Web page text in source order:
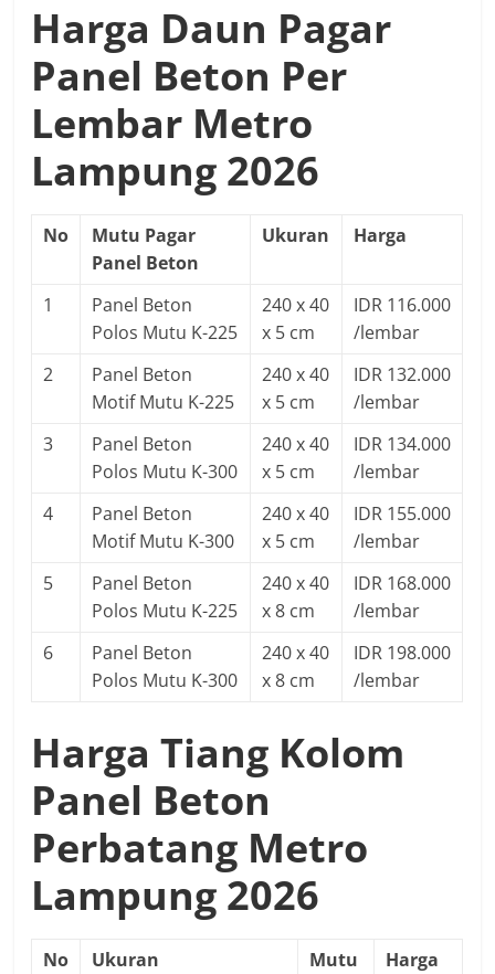
Harga Daun Pagar
Panel Beton Per
Lembar Metro
Lampung 2026
No
Mutu Pagar
Panel Beton
Ukuran Harga
1
Panel Beton
Polos Mutu K-225
240 x 40
x 5 cm
IDR 116.000
/lembar
2
Panel Beton
Motif Mutu K-225
240 x 40
x 5 cm
IDR 132.000
/lembar
3
Panel Beton
Polos Mutu K-300
240 x 40
x 5 cm
IDR 134.000
/lembar
4
Panel Beton
Motif Mutu K-300
240 x 40
x 5 cm
IDR 155.000
/lembar
5
Panel Beton
Polos Mutu K-225
240 x 40
x 8 cm
IDR 168.000
/lembar
6
Panel Beton
Polos Mutu K-300
240 x 40
x 8 cm
IDR 198.000
/lembar
Harga Tiang Kolom
Panel Beton
Perbatang Metro
Lampung 2026
No Ukuran
Mutu
Harga